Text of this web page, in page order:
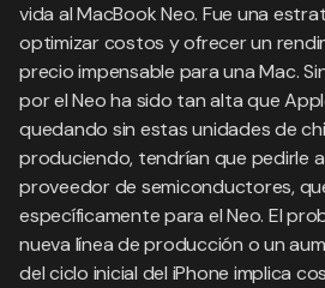
vida al MacBook Neo. Fue una
optimizar costos y ofrecer un
precio impensable para una Mac.
por el Neo ha sido tan alta que
quedando sin estas unidades de
produciendo, tendrían que pedirle a
proveedor de semiconductores,
específicamente para el Neo. El
nueva línea de producción o un
del ciclo inicial del iPhone implica